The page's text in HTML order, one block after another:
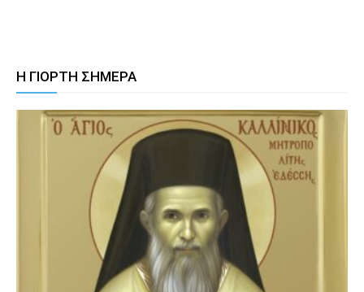
Η ΓΙΟΡΤΗ ΣΗΜΕΡΑ